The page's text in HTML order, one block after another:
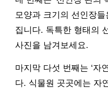
모양과 크기의 선인장
집니다. 독특한 형태의
사진을 남겨보세요.
마지막 다섯 번째는 ‘자
다. 식물원 곳곳에는 자